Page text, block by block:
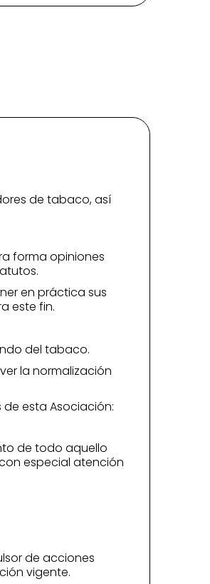
de tabaco, así
forma opiniones
en práctica sus
este fin.
del tabaco.
la normalización
esta Asociación:
de todo aquello
especial atención
de acciones
vigente.